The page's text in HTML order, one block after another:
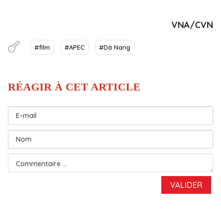
VNA/CVN
#film #APEC #Dà Nang